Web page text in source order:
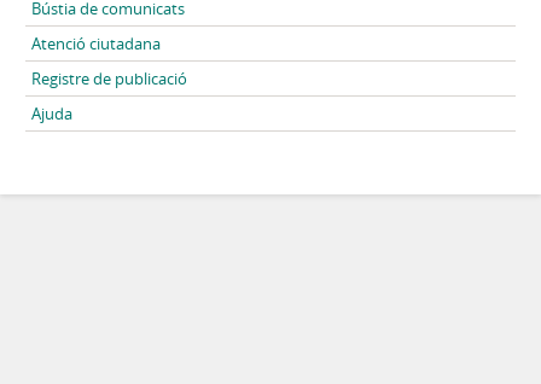
Bústia de comunicats
Atenció ciutadana
Registre de publicació
Ajuda